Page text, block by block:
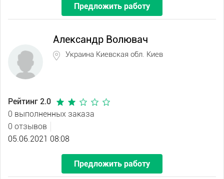
Предложить работу
Александр Волювач
Украина Киевская обл. Киев
Рейтинг 2.0
0 выполненных заказа
0 отзывов
05.06.2021 08:08
Предложить работу